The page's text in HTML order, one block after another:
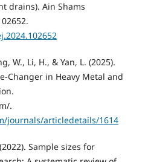
drains). Ain Shams
W., Li, H., & Yan, L. (2025).
Changer in Heavy Metal and
.
journals/articledetails/1614
Sample sizes for